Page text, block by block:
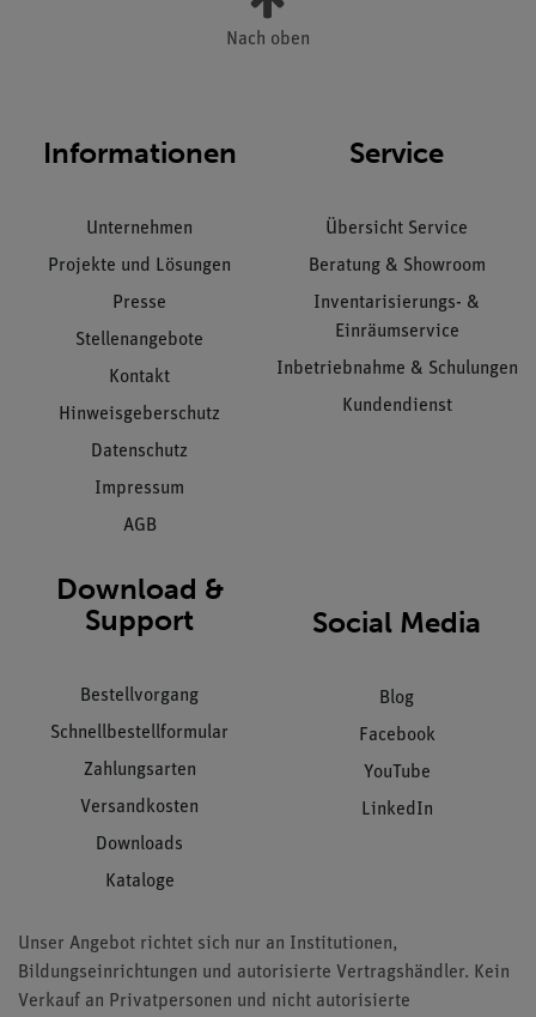
Nach oben
Informationen
Unternehmen
Projekte und Lösungen
Presse
Stellenangebote
Kontakt
Hinweisgeberschutz
Datenschutz
Impressum
AGB
Service
Übersicht Service
Beratung & Showroom
Inventarisierungs- &
Einräumservice
Inbetriebnahme & Schulungen
Kundendienst
Download &
Support
Bestellvorgang
Schnellbestellformular
Zahlungsarten
Versandkosten
Downloads
Kataloge
Social Media
Blog
Facebook
YouTube
LinkedIn
Unser Angebot richtet sich nur an Institutionen,
Bildungseinrichtungen und autorisierte Vertragshändler. Kein
Verkauf an Privatpersonen und nicht autorisierte